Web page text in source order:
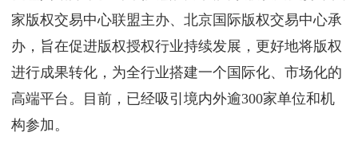
家版权交易中心联盟主办、北京国际版权交易中心承
办，旨在促进版权授权行业持续发展，更好地将版权
进行成果转化，为全行业搭建一个国际化、市场化的
高端平台。目前，已经吸引境内外逾300家单位和机
构参加。